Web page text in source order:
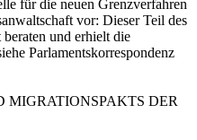
für die neuen Grenzverfahren
vor: Dieser Teil des
und erhielt die
Parlamentskorrespondenz
MIGRATIONSPAKTS DER